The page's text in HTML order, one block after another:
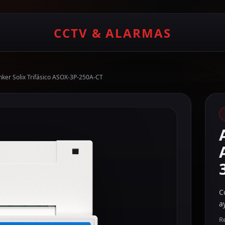
CCTV & ALARMAS
Solix Trifásico ASOX-3P-250A-CT